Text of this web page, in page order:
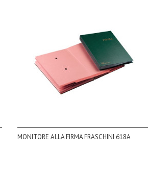
MONITORE ALLA FIRMA FRASCHINI 618A